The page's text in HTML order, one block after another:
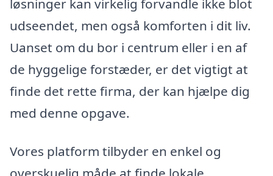
løsninger kan virkelig forvandle ikke blot
udseendet, men også komforten i dit liv.
Uanset om du bor i centrum eller i en af
de hyggelige forstæder, er det vigtigt at
finde det rette firma, der kan hjælpe dig
med denne opgave.
Vores platform tilbyder en enkel og